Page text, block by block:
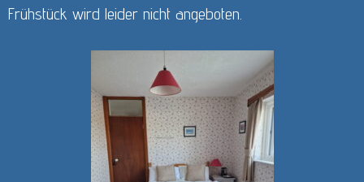
Frühstück wird leider nicht angeboten.